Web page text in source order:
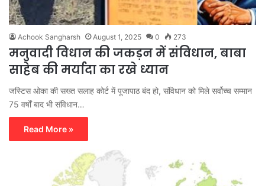
Achook Sangharsh August 1, 2025 0 273
मनुवादी विधान की जकड़न में संविधान, बाबा
साहेब की मर्यादा का रखे ध्यान
जस्टिस ओका की सख्त सलाह कोर्ट में पूजापाठ बंद हो, संविधान को मिले सर्वोच्च सम्मान
75 वर्षों बाद भी संविधान…
Read More »